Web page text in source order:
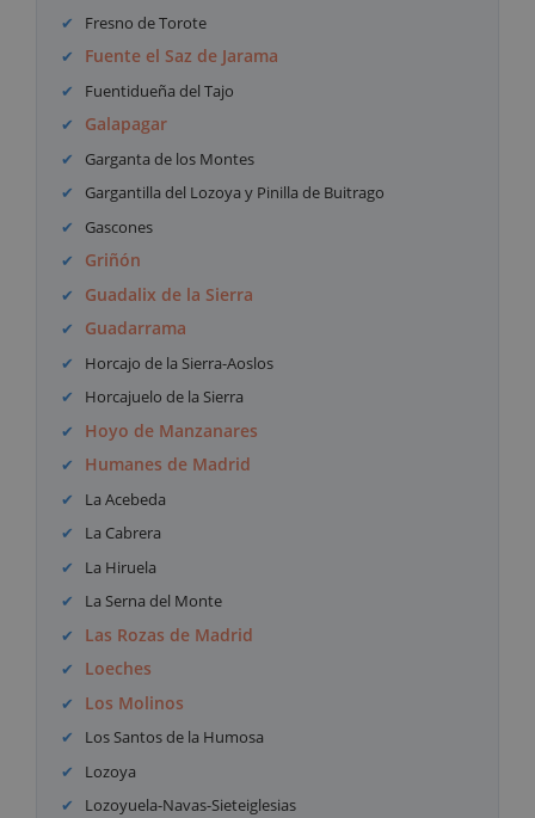
Fresno de Torote
Fuente el Saz de Jarama
Fuentidueña del Tajo
Galapagar
Garganta de los Montes
Gargantilla del Lozoya y Pinilla de Buitrago
Gascones
Griñón
Guadalix de la Sierra
Guadarrama
Horcajo de la Sierra-Aoslos
Horcajuelo de la Sierra
Hoyo de Manzanares
Humanes de Madrid
La Acebeda
La Cabrera
La Hiruela
La Serna del Monte
Las Rozas de Madrid
Loeches
Los Molinos
Los Santos de la Humosa
Lozoya
Lozoyuela-Navas-Sieteiglesias